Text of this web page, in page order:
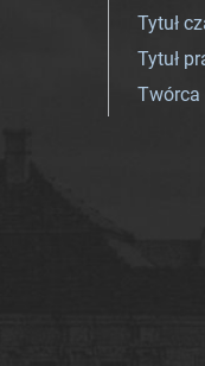
Tytuł
Tytuł
Twórca